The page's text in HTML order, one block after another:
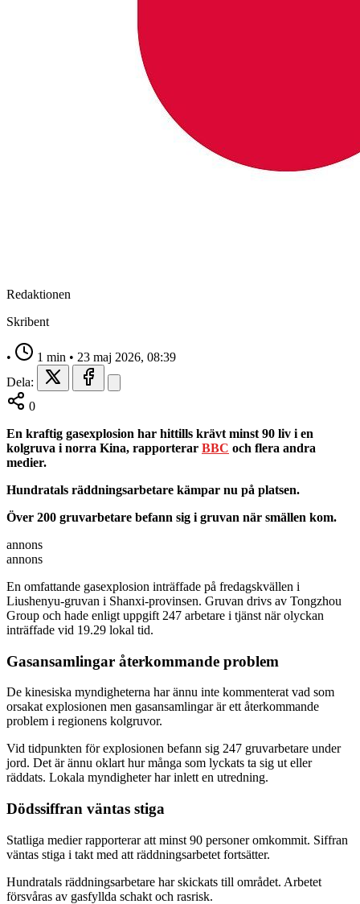
Redaktionen
Skribent
• 1 min • 23 maj 2026, 08:39
Dela:
0
En kraftig gasexplosion har hittills krävt minst 90 liv i en
kolgruva i norra Kina, rapporterar BBC och flera andra
medier.
Hundratals räddningsarbetare kämpar nu på platsen.
Över 200 gruvarbetare befann sig i gruvan när smällen kom.
annons
annons
En omfattande gasexplosion inträffade på fredagskvällen i
Liushenyu-gruvan i Shanxi-provinsen. Gruvan drivs av Tongzhou
Group och hade enligt uppgift 247 arbetare i tjänst när olyckan
inträffade vid 19.29 lokal tid.
Gasansamlingar återkommande problem
De kinesiska myndigheterna har ännu inte kommenterat vad som
orsakat explosionen men gasansamlingar är ett återkommande
problem i regionens kolgruvor.
Vid tidpunkten för explosionen befann sig 247 gruvarbetare under
jord. Det är ännu oklart hur många som lyckats ta sig ut eller
räddats. Lokala myndigheter har inlett en utredning.
Dödssiffran väntas stiga
Statliga medier rapporterar att minst 90 personer omkommit. Siffran
väntas stiga i takt med att räddningsarbetet fortsätter.
Hundratals räddningsarbetare har skickats till området. Arbetet
försvåras av gasfyllda schakt och rasrisk.